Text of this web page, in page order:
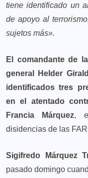
tiene identificado un
de apoyo al
sujetos más».
El comandante de
general Helder
identificados tres
en el atentado
Francia Márquez,
disidencias de las
Sigifredo Márquez
pasado domingo